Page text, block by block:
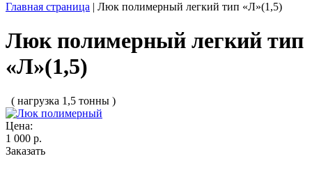
Главная страница | Люк полимерный легкий тип «Л»(1,5)
Люк полимерный легкий тип
«Л»(1,5)
( нагрузка 1,5 тонны )
Цена:
1 000 р.
Заказать